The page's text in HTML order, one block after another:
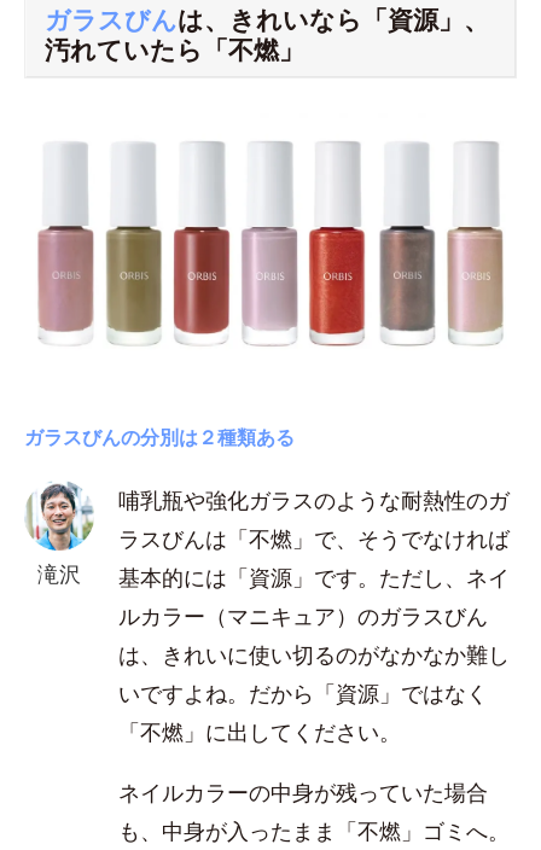
ガラスびんは、きれいなら「資源」、
汚れていたら「不燃」
ガラスびんの分別は２種類ある
滝沢
哺乳瓶や強化ガラスのような耐熱性のガ
ラスびんは「不燃」で、そうでなければ
基本的には「資源」です。ただし、ネイ
ルカラー（マニキュア）のガラスびん
は、きれいに使い切るのがなかなか難し
いですよね。だから「資源」ではなく
「不燃」に出してください。
ネイルカラーの中身が残っていた場合
も、中身が入ったまま「不燃」ゴミへ。